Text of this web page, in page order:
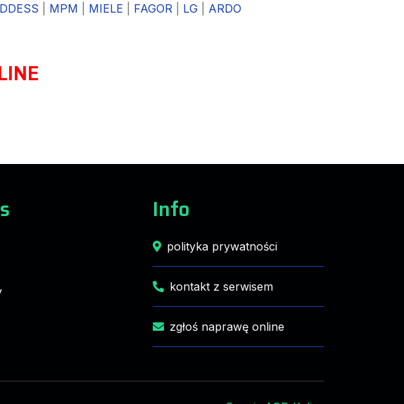
MPM MIELE FAGOR LG| ARDO
Info
polityka prywatności
kontakt z serwisem
zgłoś naprawę online